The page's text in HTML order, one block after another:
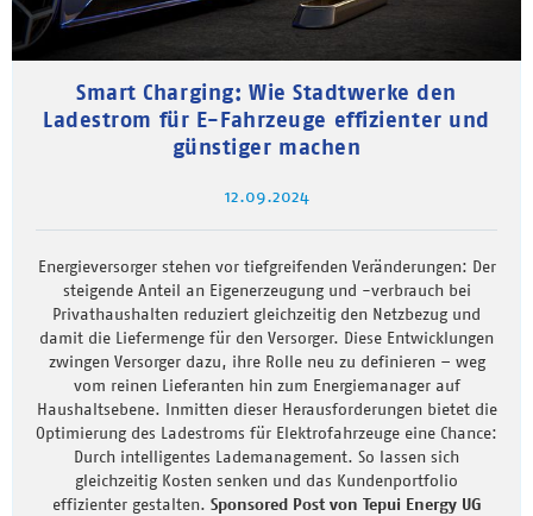
Smart Charging: Wie Stadtwerke den
Ladestrom für E-Fahrzeuge effizienter und
günstiger machen
12.09.2024
Energieversorger stehen vor tiefgreifenden Veränderungen: Der
steigende Anteil an Eigenerzeugung und -verbrauch bei
Privathaushalten reduziert gleichzeitig den Netzbezug und
damit die Liefermenge für den Versorger. Diese Entwicklungen
zwingen Versorger dazu, ihre Rolle neu zu definieren – weg
vom reinen Lieferanten hin zum Energiemanager auf
Haushaltsebene. Inmitten dieser Herausforderungen bietet die
Optimierung des Ladestroms für Elektrofahrzeuge eine Chance:
Durch intelligentes Lademanagement. So lassen sich
gleichzeitig Kosten senken und das Kundenportfolio
effizienter gestalten. Sponsored Post von Tepui Energy UG